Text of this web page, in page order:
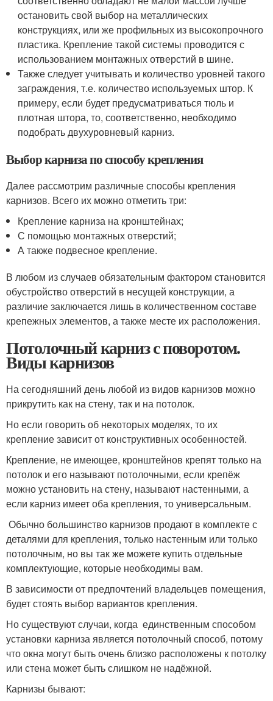
остановить свой выбор на металлических
конструкциях, или же профильных из высокопрочного
пластика. Крепление такой системы проводится с
использованием монтажных отверстий в шине.
Также следует учитывать и количество уровней такого
заграждения, т.е. количество используемых штор. К
примеру, если будет предусматриваться тюль и
плотная штора, то, соответственно, необходимо
подобрать двухуровневый карниз.
Выбор карниза по способу крепления
Далее рассмотрим различные способы крепления
карнизов. Всего их можно отметить три:
Крепление карниза на кронштейнах;
С помощью монтажных отверстий;
А также подвесное крепление.
В любом из случаев обязательным фактором становится
обустройство отверстий в несущей конструкции, а
различие заключается лишь в количественном составе
крепежных элементов, а также месте их расположения.
Потолочный карниз с поворотом.
Виды карнизов
На сегодняшний день любой из видов карнизов можно
прикрутить как на стену, так и на потолок.
Но если говорить об некоторых моделях, то их
крепление зависит от конструктивных особенностей.
Крепление, не имеющее, кронштейнов крепят только на
потолок и его называют потолочными, если крепёж
можно установить на стену, называют настенными, а
если карниз имеет оба крепления, то универсальным.
Обычно большинство карнизов продают в комплекте с
деталями для крепления, только настенным или только
потолочным, но вы так же можете купить отдельные
комплектующие, которые необходимы вам.
В зависимости от предпочтений владельцев помещения,
будет стоять выбор вариантов крепления.
Но существуют случаи, когда единственным способом
установки карниза является потолочный способ, потому
что окна могут быть очень близко расположены к потолку
или стена может быть слишком не надёжной.
Карнизы бывают: